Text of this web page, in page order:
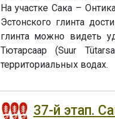
На участке Сака –
Эстонского глинта
глинта можно видеть
Тютарсаар (Suur
территориальных водах.
37-й этап.